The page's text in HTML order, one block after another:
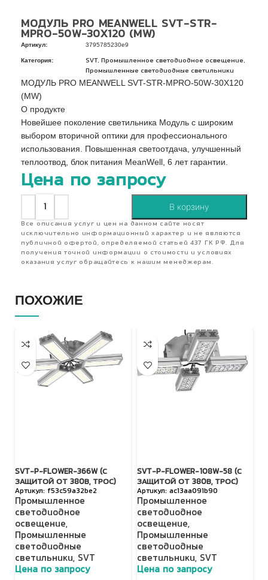
МОДУЛЬ PRO MEANWELL SVT-STR-
MPRO-50W-30X120 (MW)
Артикул: 3795785230e9
Категория: SVT, Промышленное светодиодное освещение
Промышленные светодиодные светильники
МОДУЛЬ PRO MEANWELL SVT-STR-MPRO-50W-30X120
(MW)
О продукте
Новейшее поколение светильника Модуль с широким
выбором вторичной оптики для профессионального
использования. Повышенная светоотдача, улучшенный
теплоотвод, блок питания MeanWell, 6 лет гарантии.
Цена по запросу
В корзину
Все описания услуг и цен на данном сайте носят
исключительно информационный характер и не являются
публичной офертой, определяемой статьей 437 ГК РФ. Для
получения точной информации о стоимости и условиях
оказания услуг обращайтесь к нашим менеджерам.
ПОХОЖИЕ
SVT-P-FLOWER-366W (С
ЗАЩИТОЙ ОТ 380В, ТРОС)
f53c59a32be2
Промышленное
светодиодное
освещение,
Промышленные
светодиодные
светильники, SVT
Цена по запросу
SVT-P-FLOWER-108W-58 (С
ЗАЩИТОЙ ОТ 380В, ТРОС)
ac13aa091b90
Промышленное
светодиодное
освещение,
Промышленные
светодиодные
светильники, SVT
Цена по запросу